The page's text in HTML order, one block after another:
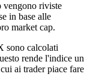
vengono riviste
in base alle
market cap.
sono calcolati
rende l'indice un
ai trader piace fare